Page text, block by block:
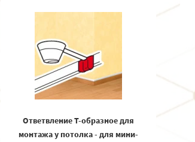
Ответвление T-образное для
монтажа у потолка - для мини-